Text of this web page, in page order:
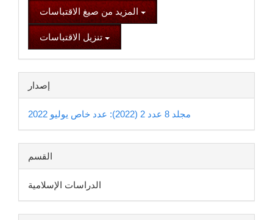
المزيد من صيغ الاقتباسات
تنزيل الاقتباسات
إصدار
مجلد 8 عدد 2 (2022): عدد خاص يوليو 2022
القسم
الدراسات الإسلامية